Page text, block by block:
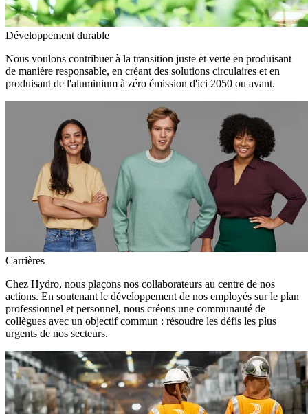
Développement durable
Nous voulons contribuer à la transition juste et verte en produisant
de manière responsable, en créant des solutions circulaires et en
produisant de l'aluminium à zéro émission d'ici 2050 ou avant.
Carrières
Chez Hydro, nous plaçons nos collaborateurs au centre de nos
actions. En soutenant le développement de nos employés sur le plan
professionnel et personnel, nous créons une communauté de
collègues avec un objectif commun : résoudre les défis les plus
urgents de nos secteurs.